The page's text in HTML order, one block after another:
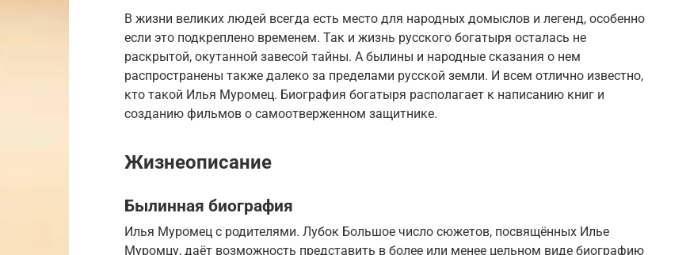
В жизни великих людей всегда есть место для народных домыслов и легенд, особенно
если это подкреплено временем. Так и жизнь русского богатыря осталась не
раскрытой, окутанной завесой тайны. А былины и народные сказания о нем
распространены также далеко за пределами русской земли. И всем отлично известно,
кто такой Илья Муромец. Биография богатыря располагает к написанию книг и
созданию фильмов о самоотверженном защитнике.
Жизнеописание
Былинная биография
Илья Муромец с родителями. Лубок Большое число сюжетов, посвящённых Илье
Муромцу, даёт возможность представить в более или менее цельном виде биографию